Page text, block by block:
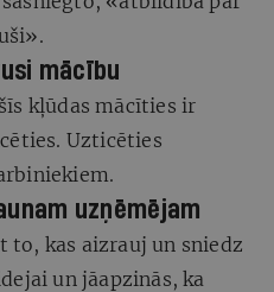
mācību
kļūdas mācīties ir
Uzticēties
uzņēmējam
to, kas aizrauj un sniedz
un jāapzinās, ka